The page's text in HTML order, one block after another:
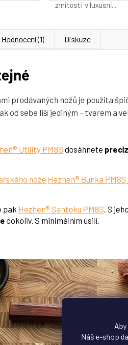
Náš e-shop
5
zrnitostí v luxusní...
Hodnocení (1) Diskuze
prodávaných nožů je použita
od sebe liší jediným – tvarem a
Utility PM8S dosáhnete
nože Hezhen® Bunka PM8S
pak Hezhen® Santoku PM8S . S jeho
cokoliv. S minimálním úsilí.